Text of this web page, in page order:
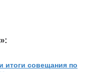
»:
итоги совещания по